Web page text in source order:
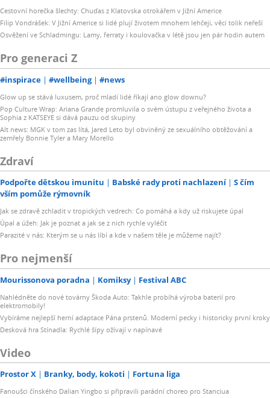
Cestovní horečka šlechty: Chuďas z Klatovska otrokářem v Jižní Americe
Filip Vondrášek: V Jižní Americe si lidé plují životem mnohem lehčeji, věci tolik neřeší
Osvěžení ve Schladmingu: Lamy, ferraty i koulovačka v létě jsou jen pár hodin autem
Pro generaci Z
#inspirace #wellbeing #news
Glow up se stává luxusem, proč mladí lidé říkají ano glow downu?
Pop Culture Wrap: Ariana Grande promluvila o svém ústupu z veřejného života a
Sophia z KATSEYE si dává pauzu od skupiny
Alt news: MGK v tom zas lítá, Jared Leto byl obviněný ze sexuálního obtěžování a
zemřely Bonnie Tyler a Mary Morello
Zdraví
Podpořte dětskou imunitu Babské rady proti nachlazení
S čím
vším pomůže rýmovník
Jak se zdravě zchladit v tropických vedrech: Co pomáhá a kdy už riskujete úpal
Úpal a úžeh: Jak je poznat a jak se z nich rychle vyléčit
Parazité v nás: Kterým se u nás líbí a kde v našem těle je můžeme najít?
Pro nejmenší
Mourissonova poradna Komiksy Festival ABC
Nahlédněte do nové továrny Škoda Auto: Takhle probíhá výroba baterií pro
elektromobily!
Vybíráme nejlepší herní adaptace Pána prstenů. Moderní pecky i historicky první kroky
Desková hra Stínadla: Rychlé šípy ožívají v napínavé
Video
Prostor X Branky, body, kokoti Fortuna liga
Fanoušci čínského Dalian Yingbo si připravili parádní choreo pro Stanciua